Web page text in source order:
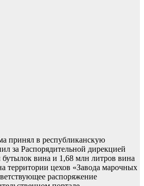
принял в республиканскую
за Распорядительной дирекцией
вина и 1,68 млн литров вина
территории цехов «Завода марочных
распоряжение